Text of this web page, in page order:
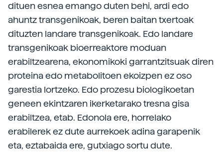
dituen esnea emango duten behi, ardi edo
ahuntz transgenikoak, beren baitan txertoak
dituzten landare transgenikoak. Edo landare
transgenikoak bioerreaktore moduan
erabiltzearena, ekonomikoki garrantzitsuak diren
proteina edo metabolitoen ekoizpen ez oso
garestia lortzeko. Edo prozesu biologikoetan
geneen ekintzaren ikerketarako tresna gisa
erabiltzea, etab. Edonola ere, horrelako
erabilerek ez dute aurrekoek adina garapenik
eta, eztabaida ere, gutxiago sortu dute.